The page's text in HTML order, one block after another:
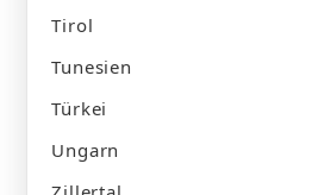
Tirol
Tunesien
Türkei
Ungarn